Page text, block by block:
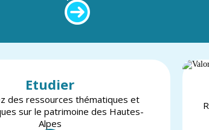
Etudier
des ressources thématiques et
sur le patrimoine des Hautes-
Alpes